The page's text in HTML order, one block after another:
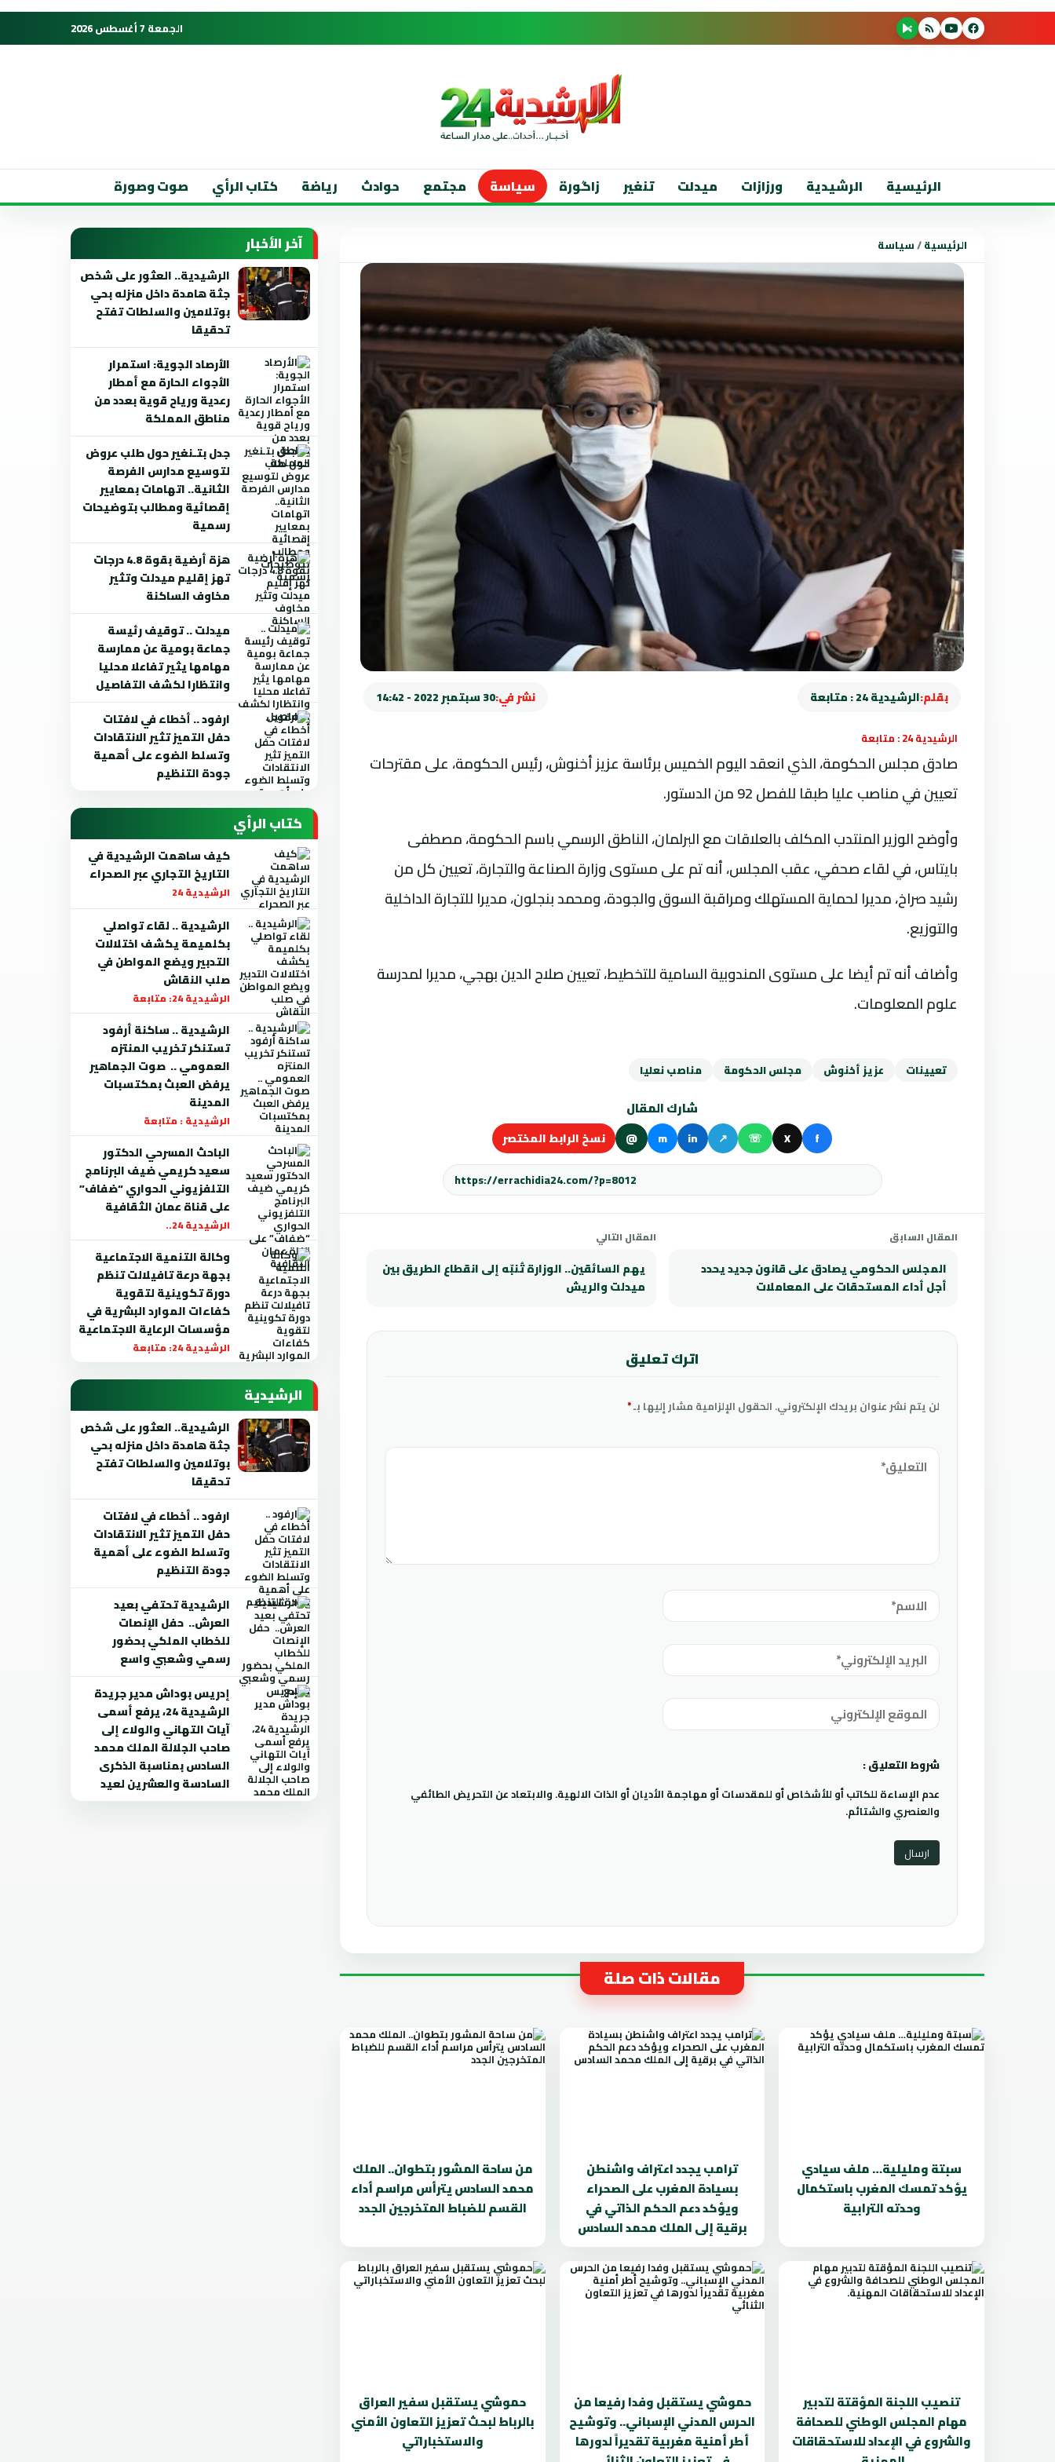
الجمعة 7 أغسطس 2026
الرئيسية الرشيدية ورزازات ميدلت تنغير زاگورة سياسة مجتمع حوادث رياضة كتاب الرأي صوت وصورة
الرئيسية/سياسة
بقلم:الرشيدية 24 : متابعة نشر في:30 سبتمبر 2022 - 14:42
الرشيدية 24 : متابعة
صادق مجلس الحكومة، الذي انعقد اليوم الخميس برئاسة عزيز أخنوش، رئيس الحكومة، على مقترحات
تعيين في مناصب عليا طبقا للفصل 92 من الدستور.
وأوضح الوزير المنتدب المكلف بالعلاقات مع البرلمان، الناطق الرسمي باسم الحكومة، مصطفى
بايتاس، في لقاء صحفي، عقب المجلس، أنه تم على مستوى وزارة الصناعة والتجارة، تعيين كل من
رشيد صراخ، مديرا لحماية المستهلك ومراقبة السوق والجودة، ومحمد بنجلون، مديرا للتجارة الداخلية
والتوزيع.
وأضاف أنه تم أيضا على مستوى المندوبية السامية للتخطيط، تعيين صلاح الدين بهجي، مديرا لمدرسة
علوم المعلومات.
تعيينات عزيز أخنوش مجلس الحكومة مناصب نعليا
شارك المقال
f
X
☏
↗
in
m
@ نسخ الرابط المختصر
المقال السابق
المجلس الحكومي يصادق على قانون جديد يحدد
أجل أداء المستحقات على المعاملات
المقال التالي
يهم السائقين.. الوزارة تُنبّه إلى انقطاع الطريق بين
ميدلت والريش
اترك تعليق
لن يتم نشر عنوان بريدك الإلكتروني. الحقول الإلزامية مشار إليها بـ*
شروط التعليق :
عدم الإساءة للكاتب أو للأشخاص أو للمقدسات أو مهاجمة الأديان أو الذات الالهية. والابتعاد عن التحريض الطائفي
والعنصري والشتائم.
مقالات ذات صلة
سبتة ومليلية… ملف سيادي
يؤكد تمسك المغرب باستكمال
وحدته الترابية
ترامب يجدد اعتراف واشنطن
بسيادة المغرب على الصحراء
ويؤكد دعم الحكم الذاتي في
برقية إلى الملك محمد السادس
من ساحة المشور بتطوان.. الملك
محمد السادس يترأس مراسم أداء
القسم للضباط المتخرجين الجدد
تنصيب اللجنة المؤقتة لتدبير
مهام المجلس الوطني للصحافة
والشروع في الإعداد للاستحقاقات
حموشي يستقبل وفدا رفيعا من
الحرس المدني الإسباني.. وتوشيح
أطر أمنية مغربية تقديراً لدورها
حموشي يستقبل سفير العراق
بالرباط لبحث تعزيز التعاون الأمني
والاستخباراتي
آخر الأخبار
الرشيدية.. العثور على شخص
جثة هامدة داخل منزله بحي
بوتلامين والسلطات تفتح
تحقيقا
الأرصاد الجوية: استمرار
الأجواء الحارة مع أمطار
رعدية ورياح قوية بعدد من
مناطق المملكة
جدل بتـنغير حول طلب عروض
لتوسيع مدارس الفرصة
الثانية.. اتهامات بمعايير
إقصائية ومطالب بتوضيحات
رسمية
هزة أرضية بقوة 4.8 درجات
تهز إقليم ميدلت وتثير
مخاوف الساكنة
ميدلت .. توقيف رئيسة
جماعة بومية عن ممارسة
مهامها يثير تفاعلا محليا
وانتظارا لكشف التفاصيل
ارفود .. أخطاء في لافتات
حفل التميز تثير الانتقادات
وتسلط الضوء على أهمية
جودة التنظيم
كتاب الرأي
كيف ساهمت الرشيدية في
التاريخ التجاري عبر الصحراء
الرشيدية 24
الرشيدية .. لقاء تواصلي
بكلميمة يكشف اختلالات
التدبير ويضع المواطن في
صلب النقاش
الرشيدية 24: متابعة
الرشيدية .. ساكنة أرفود
تستنكر تخريب المنتزه
العمومي .. صوت الجماهير
يرفض العبث بمكتسبات
المدينة
الرشيدية : متابعة
الباحث المسرحي الدكتور
سعيد كريمي ضيف البرنامج
التلفزيوني الحواري “ضفاف”
على قناة عمان الثقافية
الرشيدية 24..
وكالة التنمية الاجتماعية
بجهة درعة تافيلالت تنظم
دورة تكوينية لتقوية
كفاءات الموارد البشرية في
مؤسسات الرعاية الاجتماعية
الرشيدية 24: متابعة
الرشيدية
الرشيدية.. العثور على شخص
جثة هامدة داخل منزله بحي
بوتلامين والسلطات تفتح
تحقيقا
ارفود .. أخطاء في لافتات
حفل التميز تثير الانتقادات
وتسلط الضوء على أهمية
جودة التنظيم
الرشيدية تحتفي بعيد
العرش.. حفل الإنصات
للخطاب الملكي بحضور
رسمي وشعبي واسع
إدريس بوداش مدير جريدة
الرشيدية 24، يرفع أسمى
آيات التهاني والولاء إلى
صاحب الجلالة الملك محمد
السادس بمناسبة الذكرى
السادسة والعشرين لعيد